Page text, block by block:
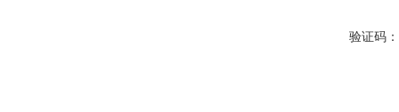
验证码：